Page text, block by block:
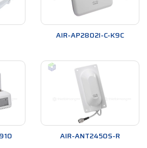
AIR-AP2802I-C-K9C
AIR-ANT2450S-R